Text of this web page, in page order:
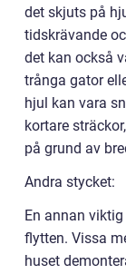
det skjuts på
tidskrävande
det kan också
trånga gator
hjul kan vara
kortare
på grund av
Andra stycket:
En annan
flytten. Vissa
huset